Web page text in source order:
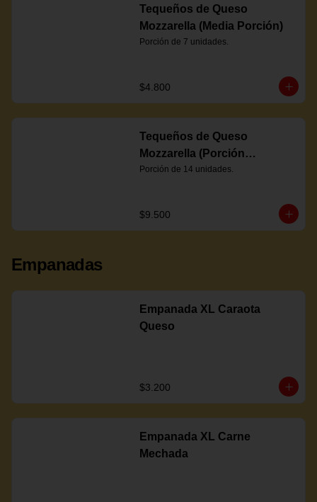
Tequeños de Queso
Mozzarella (Media Porción)
Porción de 7 unidades.
$4.800
Tequeños de Queso
Mozzarella (Porción
Completa)
Porción de 14 unidades.
$9.500
Empanadas
Empanada XL Caraota
Queso
$3.200
Empanada XL Carne
Mechada